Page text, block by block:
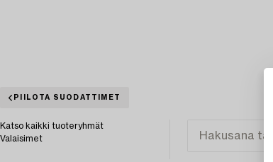
PIILOTA SUODATTIMET
Katso kaikki tuoteryhmät
Valaisimet